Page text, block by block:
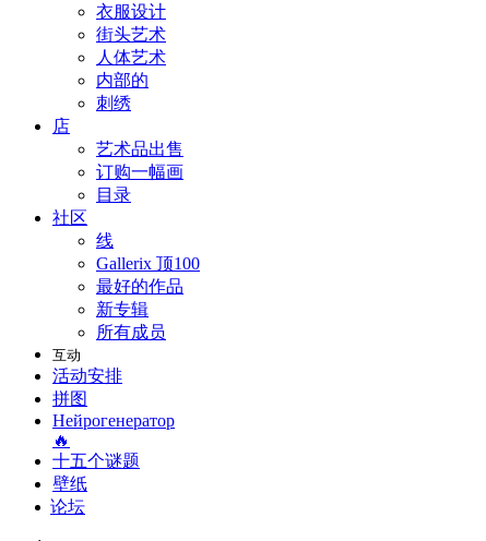
衣服设计
街头艺术
人体艺术
内部的
刺绣
店
艺术品出售
订购一幅画
目录
社区
线
Gallerix 顶100
最好的作品
新专辑
所有成员
互动
活动安排
拼图
Нейрогенератор
🔥
十五个谜题
壁纸
论坛